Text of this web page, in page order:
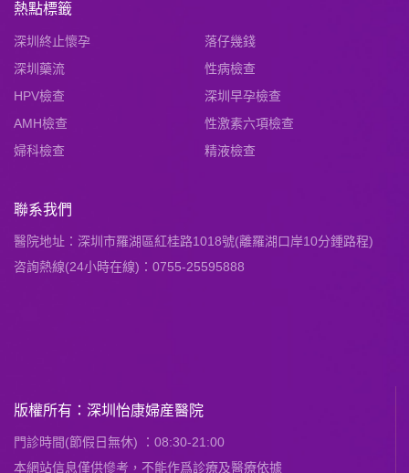
熱點標籤
深圳終止懷孕
落仔幾錢
深圳藥流
性病檢查
HPV檢查
深圳早孕檢查
AMH檢查
性激素六項檢查
婦科檢查
精液檢查
聯系我們
醫院地址：深圳市羅湖區紅桂路1018號(離羅湖口岸10分鍾路程)
咨詢熱線(24小時在線)：0755-25595888
版權所有：深圳怡康婦産醫院
門診時間(節假日無休) ：08:30-21:00
本網站信息僅供慘考，不能作爲診療及醫療依據